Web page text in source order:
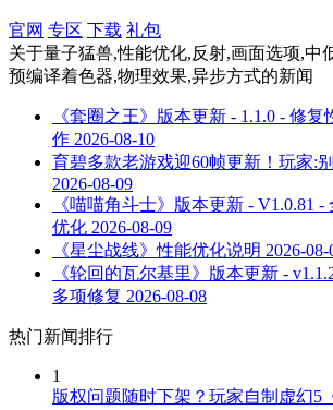
官网 专区 下载 礼包
关于量子猛兽,性能优化,反射,画面选项,中
预编译着色器,物理效果,异步方式的新闻
《套圈之王》版本更新 - 1.1.0 - 修
作 2026-08-10
育碧多款老游戏迎60帧更新！玩家:
2026-08-09
《喵喵角斗士》版本更新 - V1.0.81
优化 2026-08-09
《星尘战线》性能优化说明 2026-08-
《轮回的瓦尔基里》版本更新 -
多项修复 2026-08-08
热门新闻排行
1
版权问题随时下架？玩家自制虚幻5